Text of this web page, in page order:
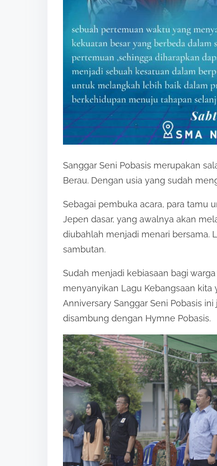
Sanggar Seni Pobasis merupakan
Berau. Dengan usia yang sudah
Sebagai pembuka acara, para tamu
Jepen dasar, yang awalnya akan
diubahlah menjadi menari bersama.
sambutan.
Sudah menjadi kebiasaan bagi
menyanyikan Lagu Kebangsaan kita
Anniversary Sanggar Seni Pobasis
disambung dengan Hymne Pobasis.